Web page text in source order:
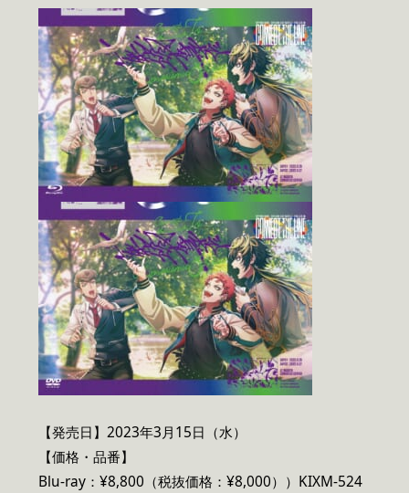
【発売日】2023年3月15日（水）
【価格・品番】
Blu-ray：¥8,800（税抜価格：¥8,000））KIXM-524